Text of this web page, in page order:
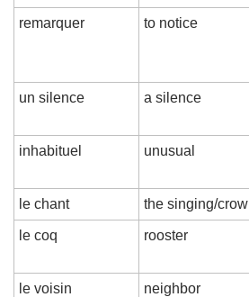
remarquer to notice
un silence a silence
inhabituel unusual
le chant the singing/crow
le coq rooster
le voisin neighbor